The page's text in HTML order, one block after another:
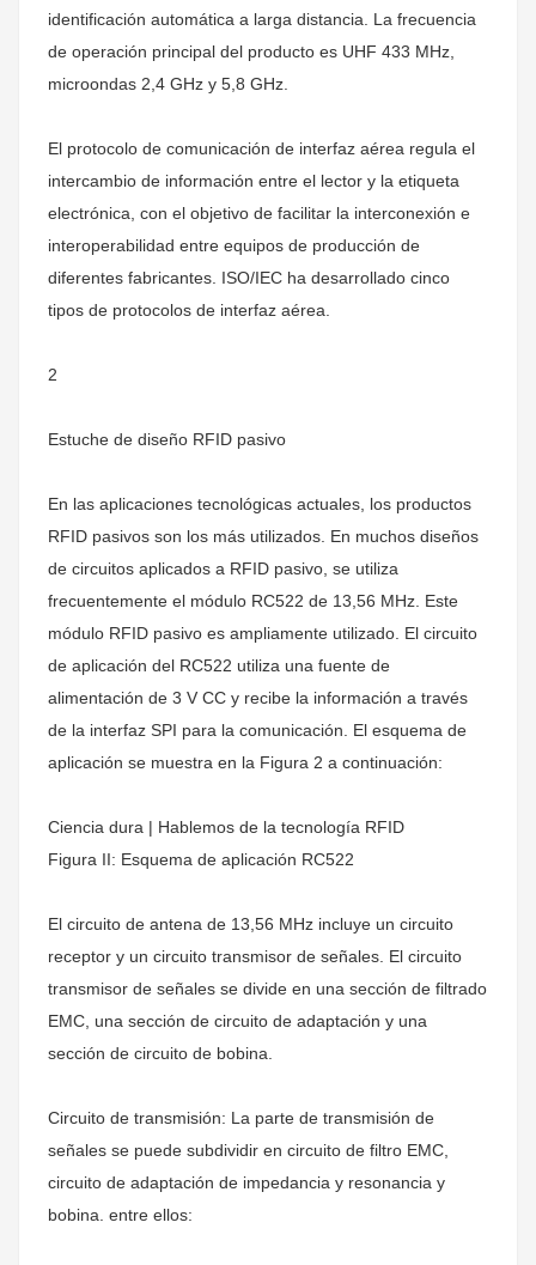
identificación automática a larga distancia. La frecuencia
de operación principal del producto es UHF 433 MHz,
microondas 2,4 GHz y 5,8 GHz.
El protocolo de comunicación de interfaz aérea regula el
intercambio de información entre el lector y la etiqueta
electrónica, con el objetivo de facilitar la interconexión e
interoperabilidad entre equipos de producción de
diferentes fabricantes. ISO/IEC ha desarrollado cinco
tipos de protocolos de interfaz aérea.
2
Estuche de diseño RFID pasivo
En las aplicaciones tecnológicas actuales, los productos
RFID pasivos son los más utilizados. En muchos diseños
de circuitos aplicados a RFID pasivo, se utiliza
frecuentemente el módulo RC522 de 13,56 MHz. Este
módulo RFID pasivo es ampliamente utilizado. El circuito
de aplicación del RC522 utiliza una fuente de
alimentación de 3 V CC y recibe la información a través
de la interfaz SPI para la comunicación. El esquema de
aplicación se muestra en la Figura 2 a continuación:
Ciencia dura | Hablemos de la tecnología RFID
Figura II: Esquema de aplicación RC522
El circuito de antena de 13,56 MHz incluye un circuito
receptor y un circuito transmisor de señales. El circuito
transmisor de señales se divide en una sección de filtrado
EMC, una sección de circuito de adaptación y una
sección de circuito de bobina.
Circuito de transmisión: La parte de transmisión de
señales se puede subdividir en circuito de filtro EMC,
circuito de adaptación de impedancia y resonancia y
bobina. entre ellos: